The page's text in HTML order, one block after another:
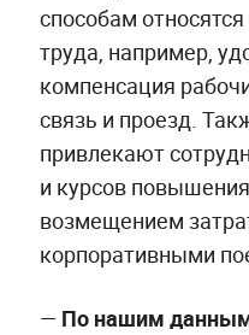
способам
труда, например,
компенсация
связь и проезд.
привлекают
и курсов
возмещением
корпоративными
— По нашим